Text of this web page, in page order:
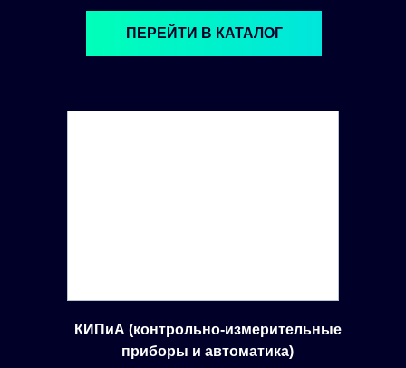
ПЕРЕЙТИ В КАТАЛОГ
КИПиА (контрольно-измерительные
приборы и автоматика)